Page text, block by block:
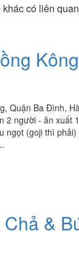
có liên quan
Quận Ba Đình,
2 người - ăn xuất
ngọt (goji thì phải)